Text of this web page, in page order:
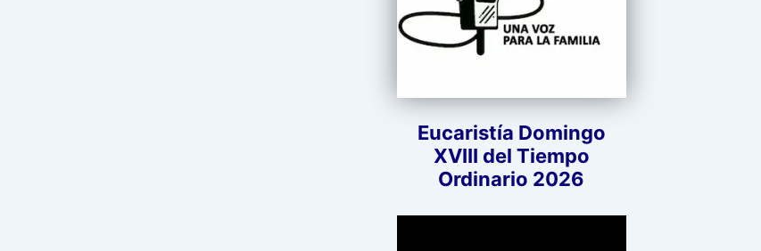
Eucaristía Domingo
XVIII del Tiempo
Ordinario 2026